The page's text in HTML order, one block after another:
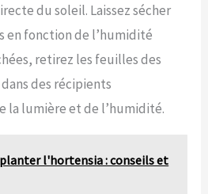
du soleil. Laissez sécher
en fonction de l’humidité
retirez les feuilles des
des récipients
la lumière et de l’humidité.
l'hortensia : conseils et